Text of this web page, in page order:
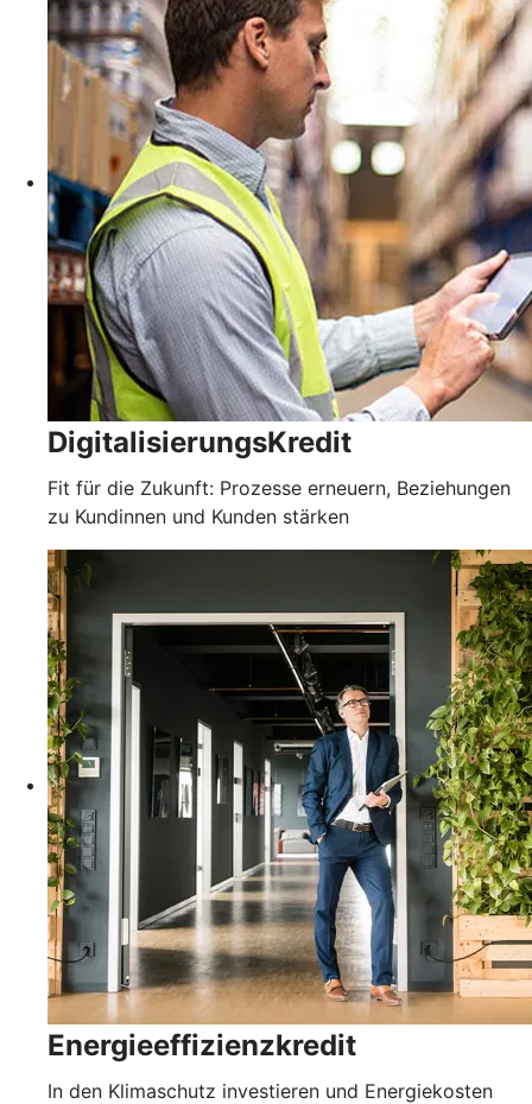
DigitalisierungsKredit
Fit für die Zukunft: Prozesse erneuern, Beziehungen
zu Kundinnen und Kunden stärken
Energieeffizienzkredit
In den Klimaschutz investieren und Energiekosten